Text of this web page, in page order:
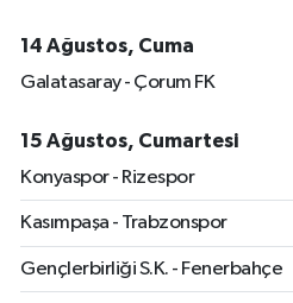
14 Ağustos, Cuma
Galatasaray - Çorum FK
15 Ağustos, Cumartesi
Konyaspor - Rizespor
Kasımpaşa - Trabzonspor
Gençlerbirliği S.K. - Fenerbahçe